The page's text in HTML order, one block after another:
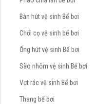
Bàn hút vệ sinh Bể bơi
Chổi cọ vệ sinh bể bơi
Ống hút vệ sinh Bể bơi
Sào nhôm vệ sinh Bể bơi
Vợt rác vệ sinh Bể bơi
Thang bể bơi